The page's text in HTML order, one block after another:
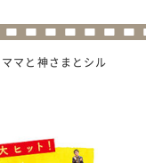
ママと神さまとシル